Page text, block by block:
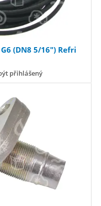
(DN8 5/16") Refri
přihlášený